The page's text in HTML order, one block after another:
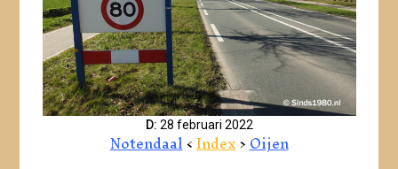
D: 28 februari 2022
Notendaal<Index>Oijen